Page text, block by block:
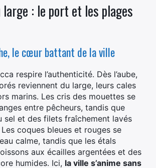
large : le port et les plages
le cœur battant de la ville
respire l’authenticité. Dès l’aube,
reviennent du large, leurs cales
marins. Les cris des mouettes se
entre pêcheurs, tandis que
sel et des filets fraîchement lavés
coques bleues et rouges se
calme, tandis que les étals
aux écailles argentées et des
humides. Ici, la ville s’anime sans